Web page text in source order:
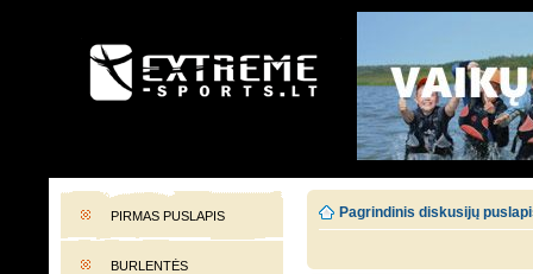
EXTREME-SPORTS.LT
PIRMAS PUSLAPIS
BURLENTĖS
Pagrindinis diskusijų